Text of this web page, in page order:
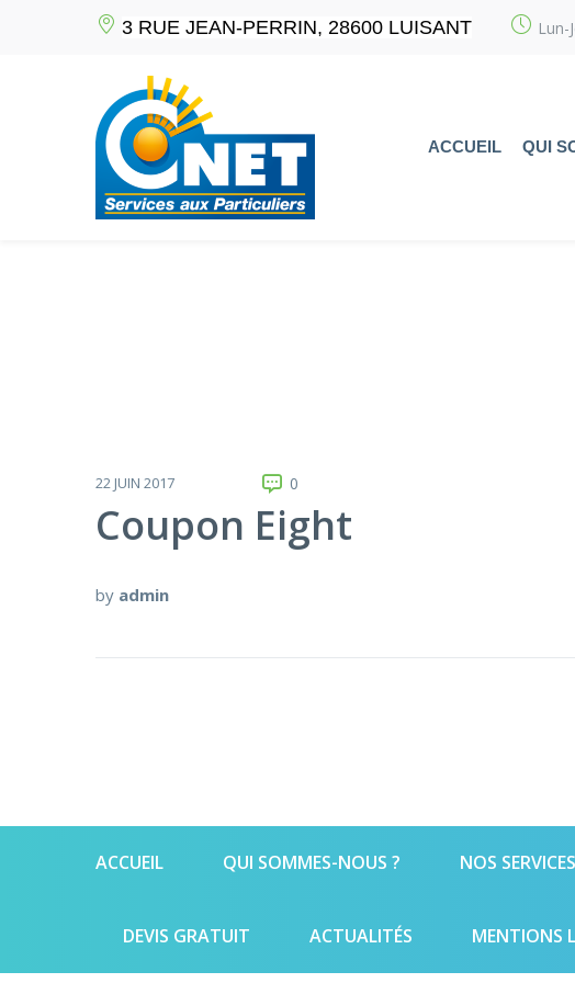
3 RUE JEAN-PERRIN, 28600 LUISANT Lun-
ACCUEIL QUI
22 JUIN 2017 0
Coupon Eight
by admin
ACCUEIL QUI SOMMES-NOUS ? NOS SERVICES
DEVIS GRATUIT ACTUALITÉS MENTIONS